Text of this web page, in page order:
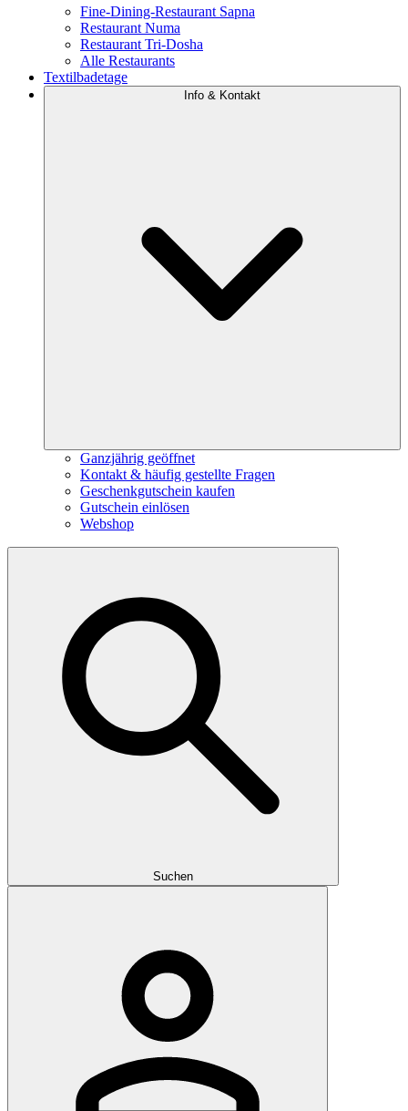
Fine-Dining-Restaurant Sapna
Restaurant Numa
Restaurant Tri-Dosha
Alle Restaurants
Textilbadetage
Info & Kontakt
Ganzjährig geöffnet
Kontakt & häufig gestellte Fragen
Geschenkgutschein kaufen
Gutschein einlösen
Webshop
Suchen